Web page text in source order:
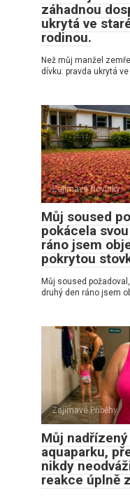
záhadnou
ukrytá ve
rodinou.
Než můj manžel
dívku: pravda ukrytá
Zajímavé Novinky
Můj soused
pokácela
ráno jsem
pokrytou
Můj soused
druhý den ráno jsem
Zajímavé Příběhy
Můj
aquaparku,
nikdy
reakce úplně